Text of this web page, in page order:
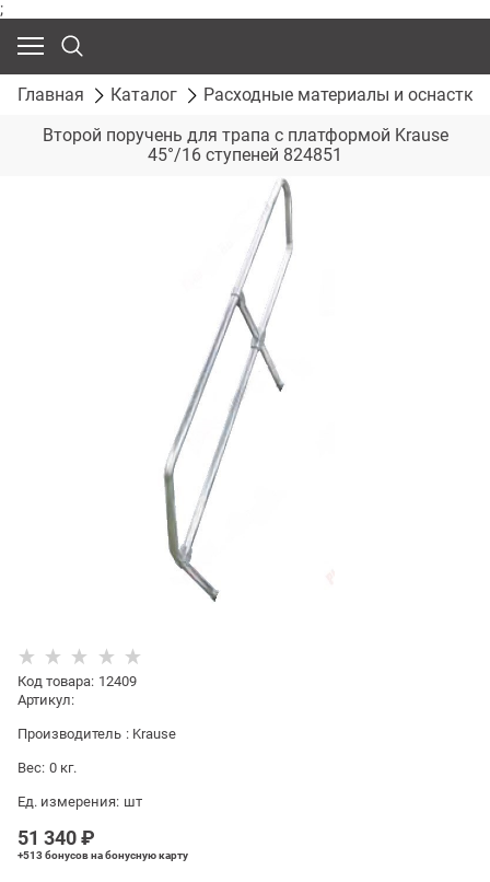
;
Главная Каталог
Расходные материалы и оснастка
Второй поручень для трапа с платформой Krause
45°/16 ступеней 824851
Код товара: 12409
Артикул:
Производитель : Krause
Вес: 0 кг.
Ед. измерения: шт
51 340 ₽
+513 бонусовна бонусную карту